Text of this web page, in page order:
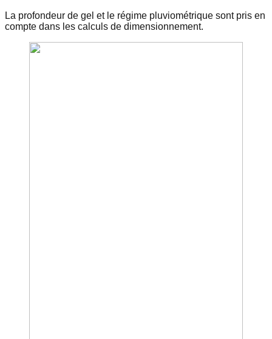
La profondeur de gel et le régime pluviométrique sont pris en
compte dans les calculs de dimensionnement.